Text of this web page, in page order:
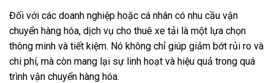
Đối với các doanh nghiệp hoặc cá nhân có nhu cầu vận
chuyển hàng hóa, dịch vụ cho thuê xe tải là một lựa chọn
thông minh và tiết kiệm. Nó không chỉ giúp giảm bớt rủi ro và
chi phí, mà còn mang lại sự linh hoạt và hiệu quả trong quá
trình vận chuyển hàng hóa.